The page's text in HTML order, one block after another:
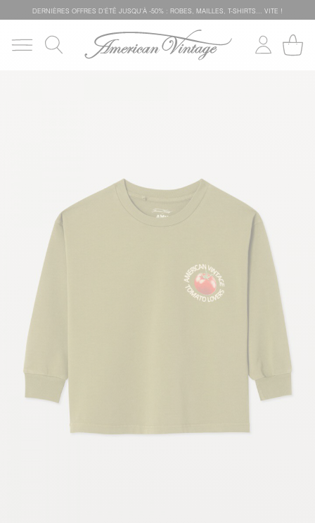
DERNIÈRES OFFRES D'ÉTÊ JUSQU'À -50% : ROBES, MAILLES, T-SHIRTS... VITE !